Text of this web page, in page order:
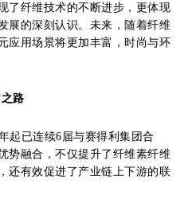
了纤维技术的不断进步，更体现
展的深刻认识。未来，随着纤维
应用场景将更加丰富，时尚与环
路
起已连续6届与赛得利集团合
势融合，不仅提升了纤维素纤维
还有效促进了产业链上下游的联